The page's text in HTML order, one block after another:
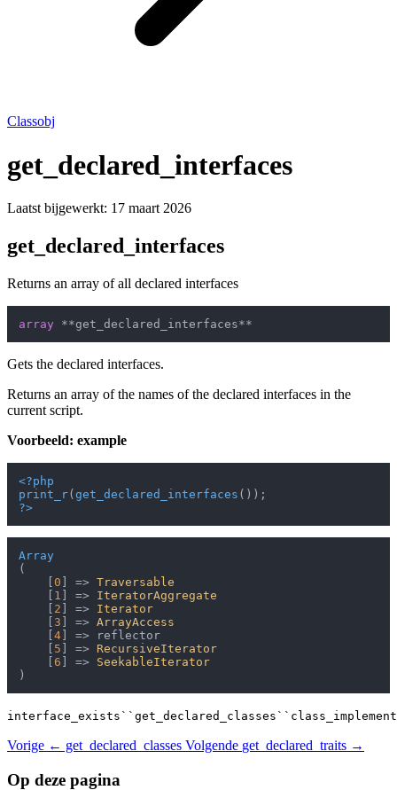
Classobj
get_declared_interfaces
Laatst bijgewerkt: 17 maart 2026
get_declared_interfaces
Returns an array of all declared interfaces
array
Gets the declared interfaces.
Returns an array of the names of the declared interfaces in the
current script.
Voorbeeld: example
<?php
print_r( get_declared_interfaces
?>
Array
(
0 ] => Traversable
1 ] => IteratorAggregate
2 ] => Iterator
3 ] => ArrayAccess
4 ] => reflector
5 ] => RecursiveIterator
6 ] => SeekableIterator
Vorige ← get_declared_classes Volgende get_declared_traits →
Op deze pagina